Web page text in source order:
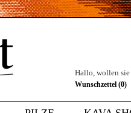
Hallo, wollen sie
Wunschzettel (0)